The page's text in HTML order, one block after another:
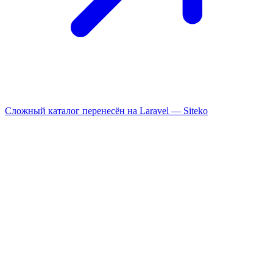
Сложный каталог перенесён на Laravel — Siteko